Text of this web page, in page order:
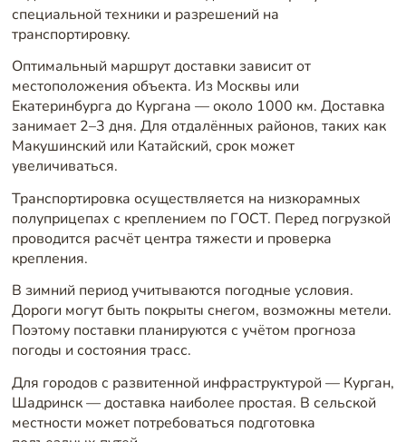
специальной техники и разрешений на
транспортировку.
Оптимальный маршрут доставки зависит от
местоположения объекта. Из Москвы или
Екатеринбурга до Кургана — около 1000 км. Доставка
занимает 2–3 дня. Для отдалённых районов, таких как
Макушинский или Катайский, срок может
увеличиваться.
Транспортировка осуществляется на низкорамных
полуприцепах с креплением по ГОСТ. Перед погрузкой
проводится расчёт центра тяжести и проверка
крепления.
В зимний период учитываются погодные условия.
Дороги могут быть покрыты снегом, возможны метели.
Поэтому поставки планируются с учётом прогноза
погоды и состояния трасс.
Для городов с развитенной инфраструктурой — Курган,
Шадринск — доставка наиболее простая. В сельской
местности может потребоваться подготовка